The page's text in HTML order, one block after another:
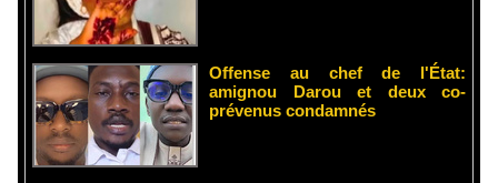
Offense au chef de l'État:
amignou Darou et deux co-
prévenus condamnés